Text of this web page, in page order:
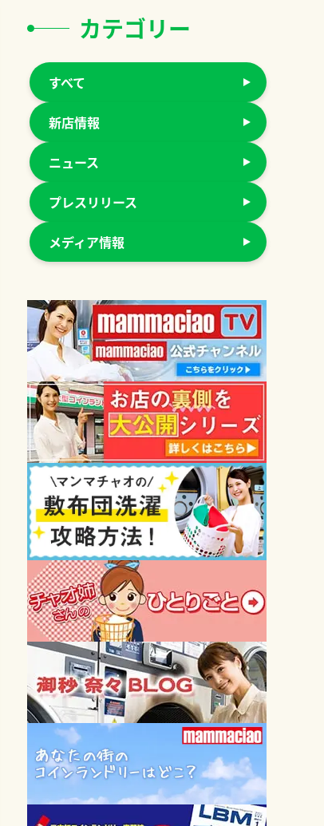
カテゴリー
すべて
新店情報
ニュース
プレスリリース
メディア情報